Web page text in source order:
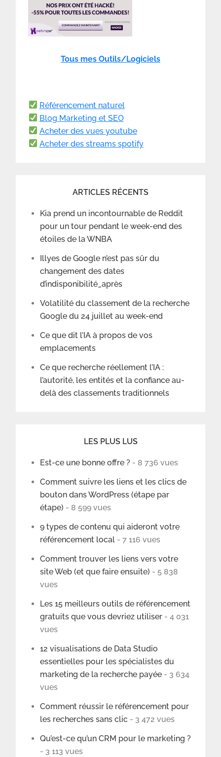
Tous mes Outils/Logiciels
Référencement naturel
Blog Marketing et SEO
Acheter des vues youtube
Acheter des streams spotify
ARTICLES RÉCENTS
Kia prend un incontournable de Reddit
pour un tour pendant le week-end des
étoiles de la WNBA
Illyes de Google n’est pas sûr du
changement des dates
d’indisponibilité_après
Volatilité du classement de la recherche
Google du 24 juillet au week-end
Ce que dit l’IA à propos de vos
emplacements
Ce que recherche réellement l’IA :
l’autorité, les entités et la confiance au-
delà des classements traditionnels
LES PLUS LUS
Est-ce une bonne offre ? - 8 736 vues
Comment suivre les liens et les clics de
bouton dans WordPress (étape par
étape) - 8 599 vues
9 types de contenu qui aideront votre
référencement local - 7 116 vues
Comment trouver les liens vers votre
site Web (et que faire ensuite) - 5 838
vues
Les 15 meilleurs outils de référencement
gratuits que vous devriez utiliser - 4 031
vues
12 visualisations de Data Studio
essentielles pour les spécialistes du
marketing de la recherche payée - 3 634
vues
Comment réussir le référencement pour
les recherches sans clic - 3 472 vues
Qu’est-ce qu’un CRM pour le marketing ?
- 3 113 vues